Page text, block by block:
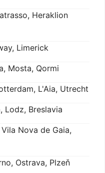
Heraklion
Limerick
Mosta, Qormi
L'Aia, Utrecht
Lodz, Breslavia
Nova de Gaia,
Ostrava, Plzeň